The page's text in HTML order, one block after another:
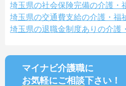
埼玉県の社会保険完備の介護・
埼玉県の交通費支給の介護・福
埼玉県の退職金制度ありの介護
マイナビ介護職に
お気軽にご相談下さい！